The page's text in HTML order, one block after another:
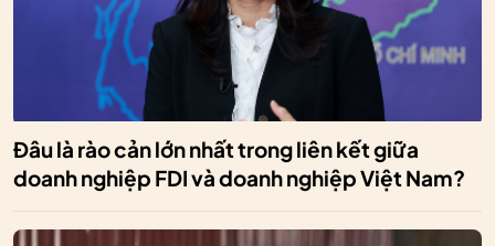
Đâu là rào cản lớn nhất trong liên kết giữa
doanh nghiệp FDI và doanh nghiệp Việt Nam?